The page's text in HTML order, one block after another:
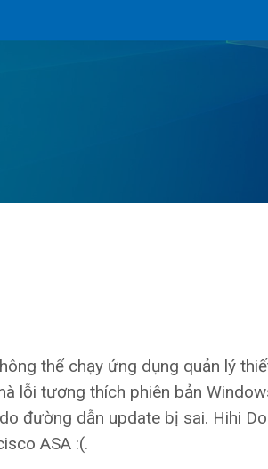
thể chạy ứng dụng quản lý
lỗi tương thích phiên bản
đường dẫn update bị sai. Hihi
ASA :(.